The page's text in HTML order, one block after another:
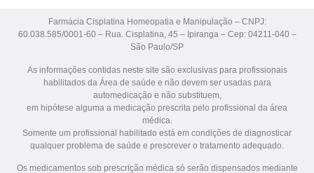
Farmácia Cisplatina Homeopatia e Manipulação – CNPJ:
60.038.585/0001-60 – Rua. Cisplatina, 45 – Ipiranga – Cep: 04211-040 –
São Paulo/SP
As informações contidas neste site são exclusivas para profissionais
habilitados da Área de saúde e não devem ser usadas para
automedicação e não substituem,
em hipótese alguma a medicação prescrita pelo profissional da área
médica.
Somente um profissional habilitado está em condições de diagnosticar
qualquer problema de saúde e prescrever o tratamento adequado.
Os medicamentos sob prescrição médica só serão dispensados mediante